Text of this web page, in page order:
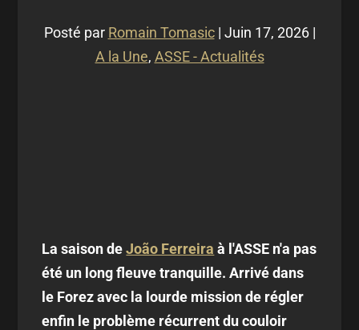
Posté par Romain Tomasic| Juin 17, 2026|
A la Une, ASSE - Actualités
La saison deJoão Ferreira à l'ASSE n'a pas
été un long fleuve tranquille. Arrivé dans
le Forez avec la lourde mission de régler
enfin le problème récurrent du couloir